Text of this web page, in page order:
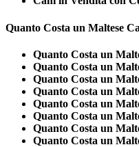
Quanto Costa un Maltese
Quanto Costa un
Quanto Costa un
Quanto Costa un
Quanto Costa un
Quanto Costa un
Quanto Costa un
Quanto Costa un
Quanto Costa un